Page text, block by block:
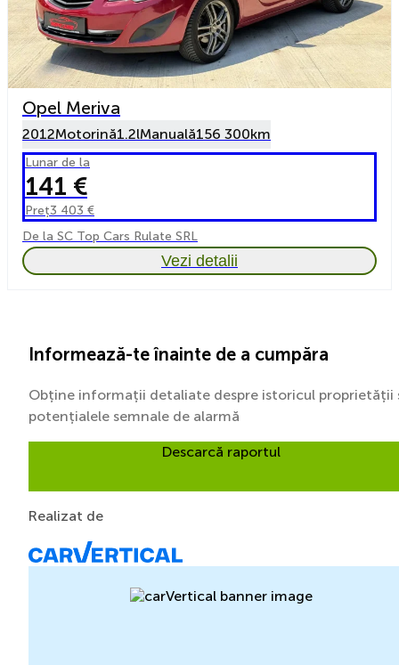
Opel Meriva
2012Motorină1.2lManuală156 300km
Lunar de la
141 €
Preț3 403 €
De la SC Top Cars Rulate SRL
Vezi detalii
Informează-te înainte de a cumpăra
Obține informații detaliate despre istoricul proprietății
potențialele semnale de alarmă
Descarcă raportul
Realizat de